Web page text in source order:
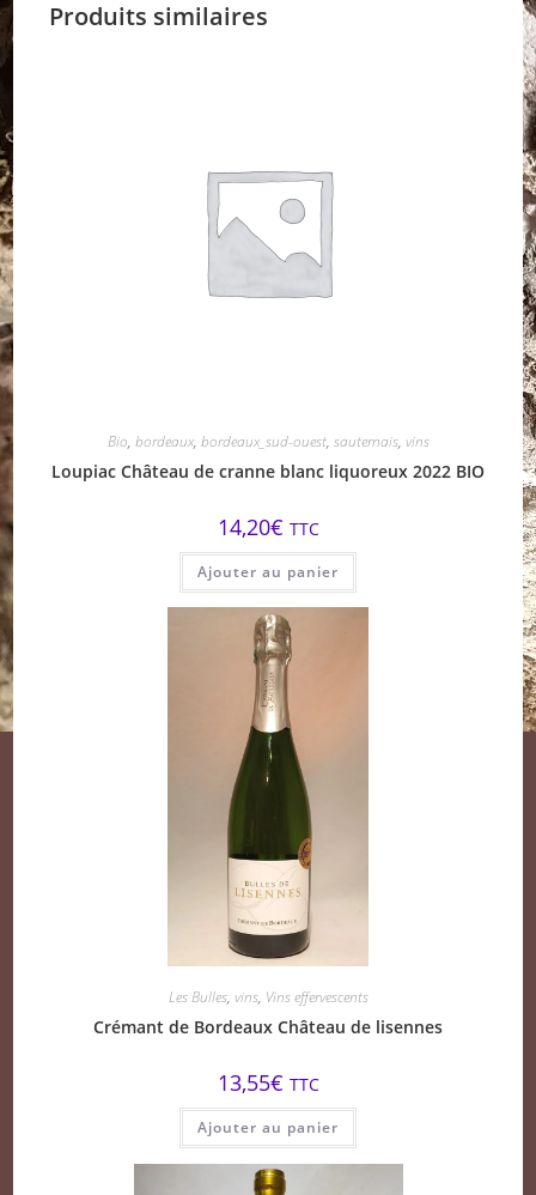
Produits similaires
Bio, bordeaux, bordeaux_sud-ouest, sauternais, vins
Loupiac Château de cranne blanc liquoreux 2022 BIO
14,20€ TTC
Ajouter au panier
Les Bulles, vins, Vins effervescents
Crémant de Bordeaux Château de lisennes
13,55€ TTC
Ajouter au panier